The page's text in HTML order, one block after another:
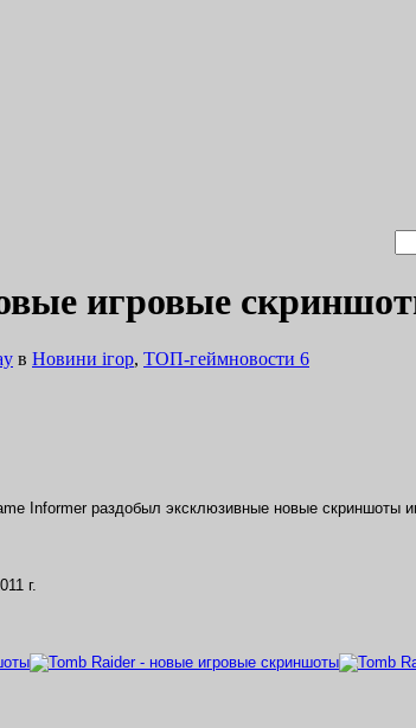
игровые
в Новини ігор, ТОП-геймновости 6
Informer раздобыл эксклюзивные новые скриншоты
г.